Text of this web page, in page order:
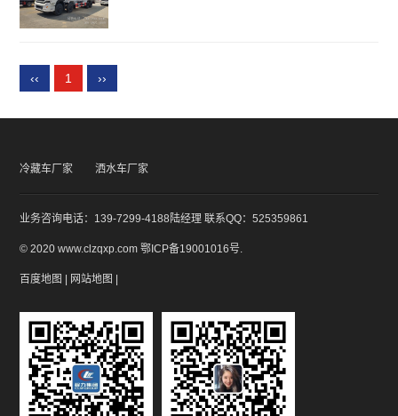
‹‹ 1 ››
冷藏车厂家 洒水车厂家
业务咨询电话：139-7299-4188陆经理 联系QQ：525359861
© 2020 www.clzqxp.com鄂ICP备19001016号.
百度地图 网站地图